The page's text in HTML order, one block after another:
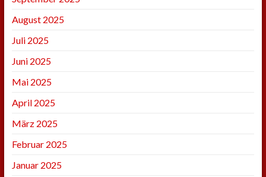
August 2025
Juli 2025
Juni 2025
Mai 2025
April 2025
März 2025
Februar 2025
Januar 2025